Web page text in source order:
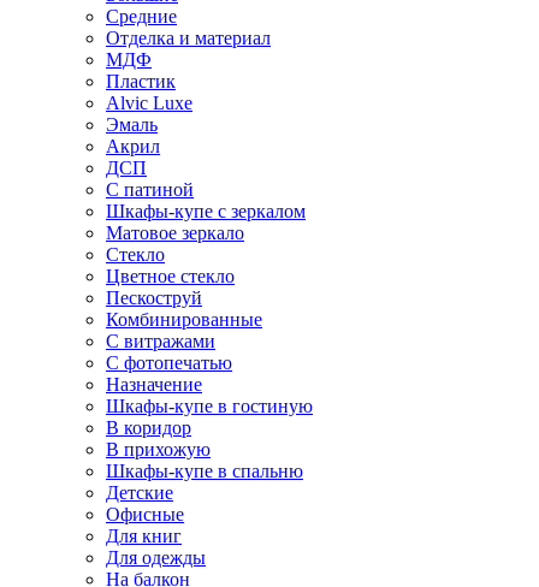
Средние
Отделка и материал
МДФ
Пластик
Alvic Luxe
Эмаль
Акрил
ДСП
С патиной
Шкафы-купе с зеркалом
Матовое зеркало
Стекло
Цветное стекло
Пескоструй
Комбинированные
С витражами
С фотопечатью
Назначение
Шкафы-купе в гостиную
В коридор
В прихожую
Шкафы-купе в спальню
Детские
Офисные
Для книг
Для одежды
На балкон